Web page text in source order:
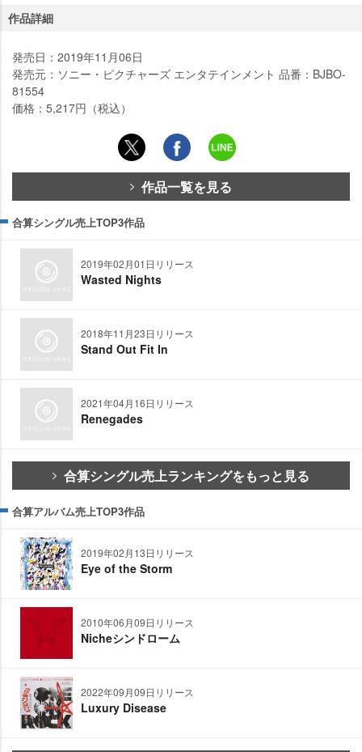
作品詳細
発売日：2019年11月06日
発売元：ソニー・ピクチャーズ エンタテインメント 品番：BJBO-
81554
価格：5,217円（税込）
作品一覧を見る
合算シングル売上TOP3作品
2019年02月01日リリース
Wasted Nights
2018年11月23日リリース
Stand Out Fit In
2021年04月16日リリース
Renegades
合算シングル売上ランキングをもっと見る
合算アルバム売上TOP3作品
2019年02月13日リリース
Eye of the Storm
2010年06月09日リリース
Nicheシンドローム
2022年09月09日リリース
Luxury Disease